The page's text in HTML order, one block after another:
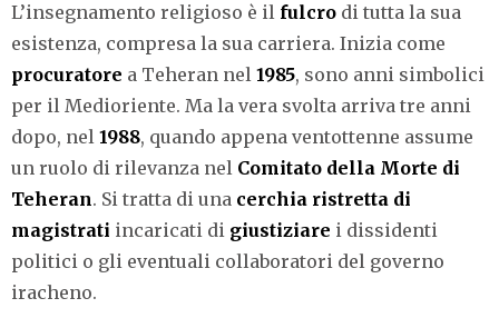
L’insegnamento religioso è il fulcro di tutta la sua
esistenza, compresa la sua carriera. Inizia come
procuratore a Teheran nel 1985, sono anni simbolici
per il Medioriente. Ma la vera svolta arriva tre anni
dopo, nel 1988, quando appena ventottenne assume
un ruolo di rilevanza nel Comitato della Morte di
Teheran. Si tratta di una cerchia ristretta di
magistrati incaricati di giustiziare i dissidenti
politici o gli eventuali collaboratori del governo
iracheno.